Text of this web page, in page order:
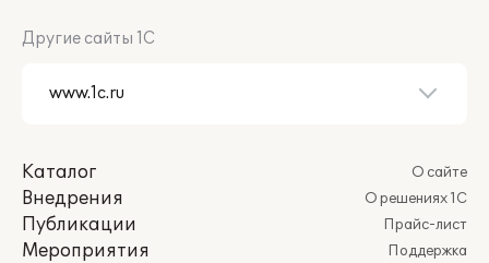
Другие сайты 1С
Каталог
Внедрения
Публикации
Мероприятия
О сайте
О решениях 1С
Прайс-лист
Поддержка